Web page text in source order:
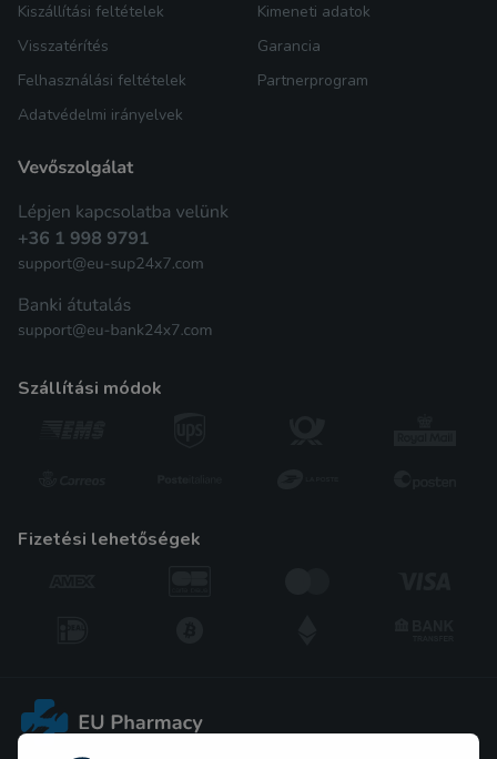
Kiszállítási feltételek
Visszatérítés
Felhasználási feltételek
Adatvédelmi irányelvek
Kimeneti adatok
Garancia
Partnerprogram
szállítási módok
fizetési lehetőségek